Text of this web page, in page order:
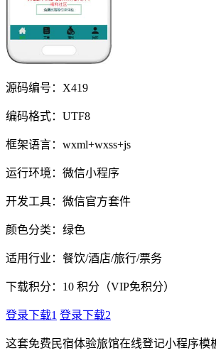
源码编号：X419
编码格式：UTF8
框架语言：wxml+wxss+js
运行环境：微信小程序
开发工具：微信官方套件
颜色分类：绿色
适用行业：餐饮/酒店/旅行/票务
下载积分： 10 积分（VIP免积分）
登录下载1 登录下载2
这套免费民宿体验旅馆在线登记小程序